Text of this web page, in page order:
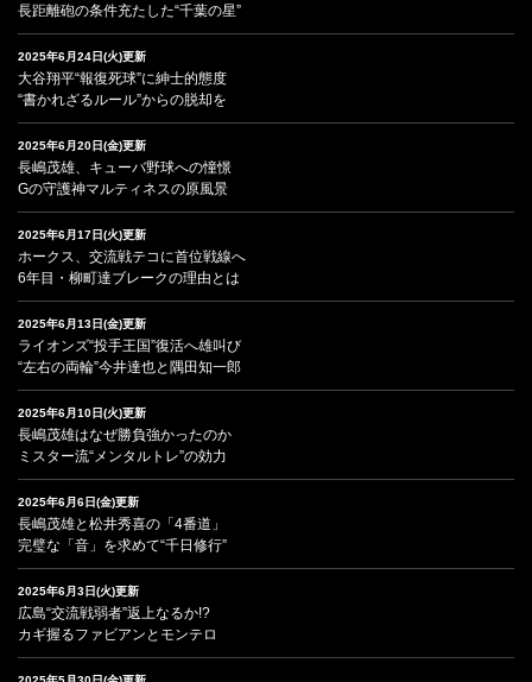
長距離砲の条件充たした“千葉の星”
2025年6月24日(火)更新
大谷翔平“報復死球”に紳士的態度
“書かれざるルール”からの脱却を
2025年6月20日(金)更新
長嶋茂雄、キューバ野球への憧憬
Gの守護神マルティネスの原風景
2025年6月17日(火)更新
ホークス、交流戦テコに首位戦線へ
6年目・柳町達ブレークの理由とは
2025年6月13日(金)更新
ライオンズ“投手王国”復活へ雄叫び
“左右の両輪”今井達也と隅田知一郎
2025年6月10日(火)更新
長嶋茂雄はなぜ勝負強かったのか
ミスター流“メンタルトレ”の効力
2025年6月6日(金)更新
長嶋茂雄と松井秀喜の「4番道」
完璧な「音」を求めて“千日修行”
2025年6月3日(火)更新
広島“交流戦弱者”返上なるか!?
カギ握るファビアンとモンテロ